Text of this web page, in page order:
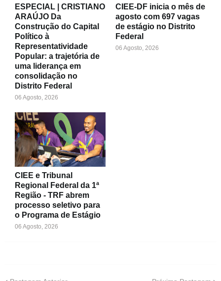
ESPECIAL | CRISTIANO
ARAÚJO Da
Construção do Capital
Político à
Representatividade
Popular: a trajetória de
uma liderança em
consolidação no
Distrito Federal
06 Agosto, 2026
CIEE-DF inicia o mês de
agosto com 697 vagas
de estágio no Distrito
Federal
06 Agosto, 2026
CIEE e Tribunal
Regional Federal da 1ª
Região - TRF abrem
processo seletivo para
o Programa de Estágio
06 Agosto, 2026